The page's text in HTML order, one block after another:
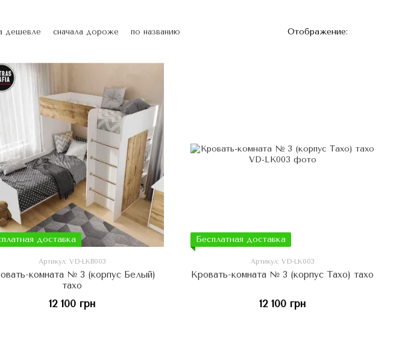
дешевле сначала дороже по названию Отображение:
доставка
Артикул: VD-LKB003
комната № 3 (корпус Белый)
тахо
12 100 грн
Бесплатная доставка
Артикул: VD-LK003
Кровать-комната № 3 (корпус Тахо) тахо
12 100 грн